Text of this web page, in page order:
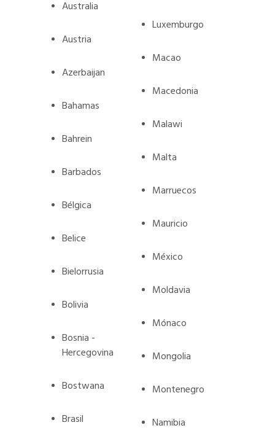
Australia
Austria
Azerbaijan
Bahamas
Bahrein
Barbados
Bélgica
Belice
Bielorrusia
Bolivia
Bosnia -
Hercegovina
Bostwana
Brasil
Luxemburgo
Macao
Macedonia
Malawi
Malta
Marruecos
Mauricio
México
Moldavia
Mónaco
Mongolia
Montenegro
Namibia